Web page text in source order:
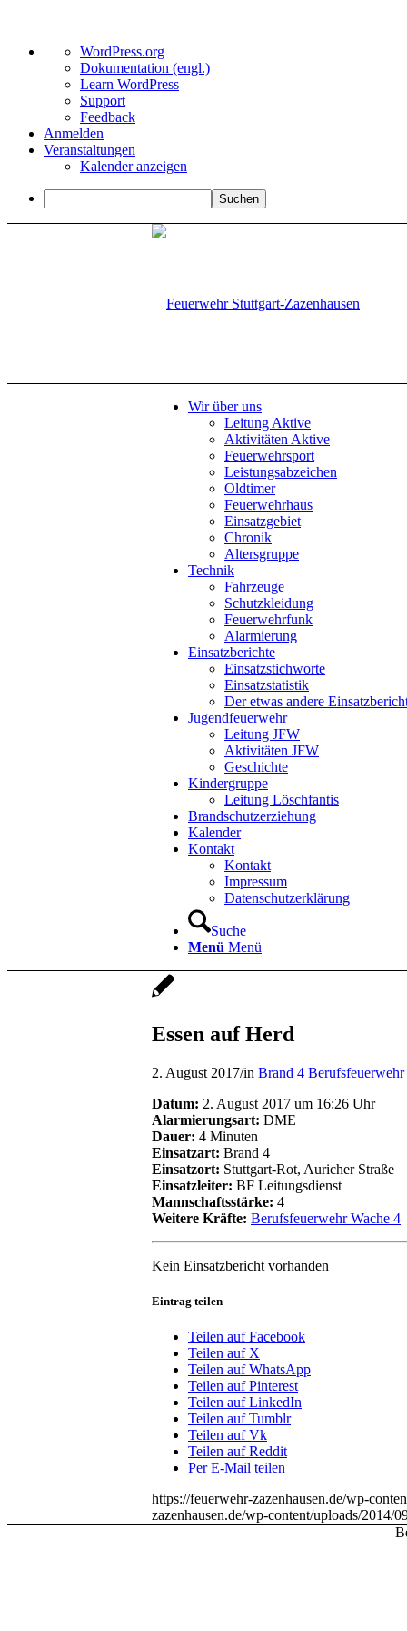
Über
WordPress
WordPress.org
Dokumentation (engl.)
Learn WordPress
Support
Feedback
Anmelden
Veranstaltungen
Kalender anzeigen
Suchen
Wir über uns
Leitung Aktive
Aktivitäten Aktive
Feuerwehrsport
Leistungsabzeichen
Oldtimer
Feuerwehrhaus
Einsatzgebiet
Chronik
Altersgruppe
Technik
Fahrzeuge
Schutzkleidung
Feuerwehrfunk
Alarmierung
Einsatzberichte
Einsatzstichworte
Einsatzstatistik
Der etwas andere
Jugendfeuerwehr
Leitung JFW
Aktivitäten JFW
Geschichte
Kindergruppe
Leitung Löschfantis
Brandschutzerziehung
Kalender
Kontakt
Kontakt
Impressum
Datenschutzerklärung
Suche
Menü Menü
Essen auf Herd
2. August 2017/in Brand 4 Berufsfeuerwehr
Datum: 2. August 2017 um 16:26 Uhr
Alarmierungsart: DME
Dauer: 4 Minuten
Einsatzart: Brand 4
Einsatzort: Stuttgart-Rot, Auricher Straße
Einsatzleiter: BF Leitungsdienst
Mannschaftsstärke: 4
Weitere Kräfte: Berufsfeuerwehr Wache 4
Kein Einsatzbericht vorhanden
Eintrag teilen
Teilen auf Facebook
Teilen auf X
Teilen auf WhatsApp
Teilen auf Pinterest
Teilen auf LinkedIn
Teilen auf Tumblr
Teilen auf Vk
Teilen auf Reddit
Per E-Mail teilen
https://feuerwehr-zazenhausen.de/wp-
zazenhausen.de/wp-content/uploads/2014/